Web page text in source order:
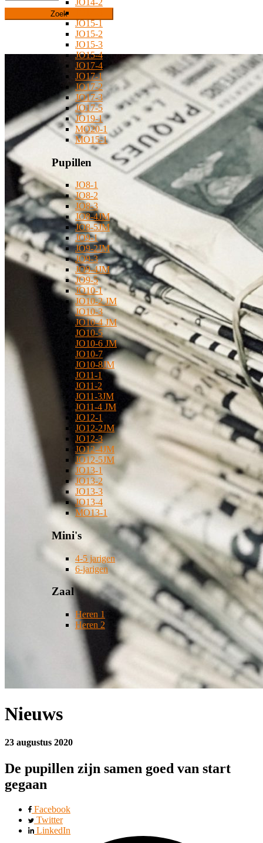
JO15-1
JO15-2
JO15-3
JO15-4
JO17-4
JO17-1
JO17-2
JO17-3
JO17-5
JO19-1
MO20-1
MO15-1
Pupillen
JO8-1
JO8-2
JO8-3
JO8-4JM
JO8-5JM
JO9-1
JO9-2JM
JO9-3
JO9-4JM
JO9-5
JO10-1
JO10-2 JM
JO10-3
JO10-4 JM
JO10-5
JO10-6 JM
JO10-7
JO10-8JM
JO11-1
JO11-2
JO11-3JM
JO11-4 JM
JO12-1
JO12-2JM
JO12-3
JO12-4JM
JO12-5JM
JO13-1
JO13-2
JO13-3
JO13-4
MO13-1
Mini's
4-5 jarigen
6-jarigen
Zaal
Heren 1
Heren 2
Zoek
Nieuws
23 augustus 2020
De pupillen zijn samen goed van start
gegaan
Facebook
Twitter
LinkedIn